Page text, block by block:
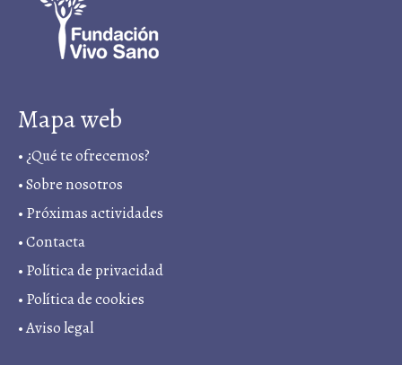
Mapa web
•¿Qué te ofrecemos?
•Sobre nosotros
• Próximas actividades
•Contacta
• Política de privacidad
• Política de cookies
•Aviso legal